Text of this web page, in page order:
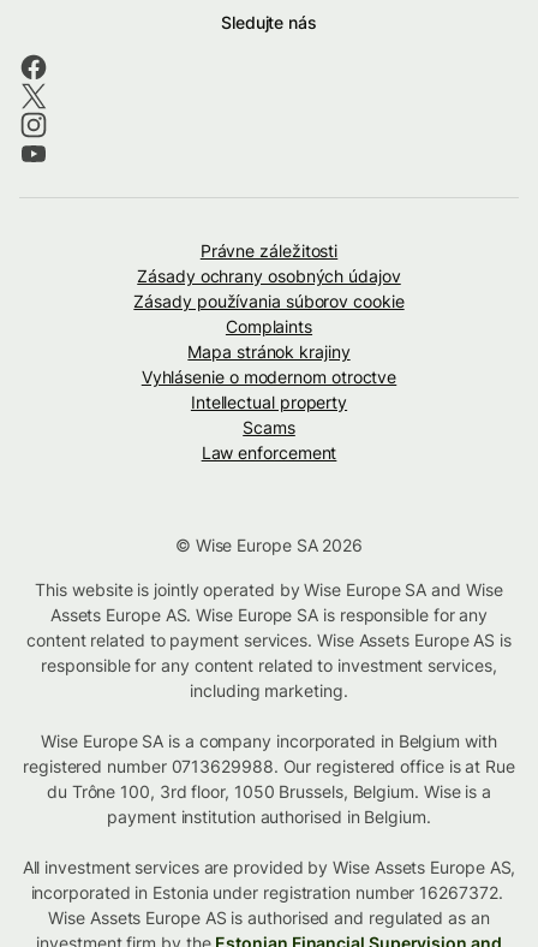
Sledujte nás
Právne záležitosti
Zásady ochrany osobných údajov
Zásady používania súborov cookie
Complaints
Mapa stránok krajiny
Vyhlásenie o modernom otroctve
Intellectual property
Scams
Law enforcement
© Wise Europe SA 2026
This website is jointly operated by Wise Europe SA and Wise
Assets Europe AS. Wise Europe SA is responsible for any
content related to payment services. Wise Assets Europe AS is
responsible for any content related to investment services,
including marketing.
Wise Europe SA is a company incorporated in Belgium with
registered number 0713629988. Our registered office is at Rue
du Trône 100, 3rd floor, 1050 Brussels, Belgium. Wise is a
payment institution authorised in Belgium.
All investment services are provided by Wise Assets Europe AS,
incorporated in Estonia under registration number 16267372.
Wise Assets Europe AS is authorised and regulated as an
investment firm by the Estonian Financial Supervision and